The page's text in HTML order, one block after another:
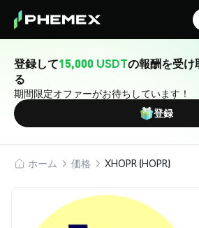
登録して15,000 USDTの報酬を受け
る
期間限定オファーがお待ちしています！
登録
ホーム 価格 XHOPR (HOPR)